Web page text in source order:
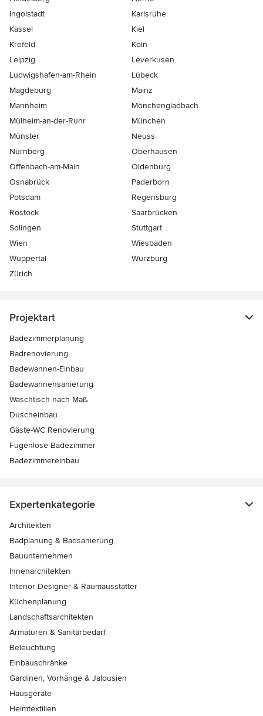
Ingolstadt
Karlsruhe
Kassel
Kiel
Krefeld
Köln
Leipzig
Leverkusen
Ludwigshafen-am-Rhein
Lübeck
Magdeburg
Mainz
Mannheim
Mönchen­gladbach
Mülheim-an-der-Ruhr
München
Münster
Neuss
Nürnberg
Oberhausen
Offenbach-am-Main
Oldenburg
Osnabrück
Paderborn
Potsdam
Regensburg
Rostock
Saarbrücken
Solingen
Stuttgart
Wien
Wiesbaden
Wuppertal
Würzburg
Zürich
Projektart
Badezimmerplanung
Badrenovierung
Badewannen-Einbau
Badewannensanierung
Waschtisch nach Maß
Duscheinbau
Gäste-WC Renovierung
Fugenlose Badezimmer
Badezimmereinbau
Expertenkategorie
Architekten
Badplanung & Badsanierung
Bauunternehmen
Innenarchitekten
Interior Designer & Raumausstatter
Küchenplanung
Landschaftsarchitekten
Armaturen & Sanitärbedarf
Beleuchtung
Einbauschränke
Gardinen, Vorhänge & Jalousien
Hausgeräte
Heimtextilien